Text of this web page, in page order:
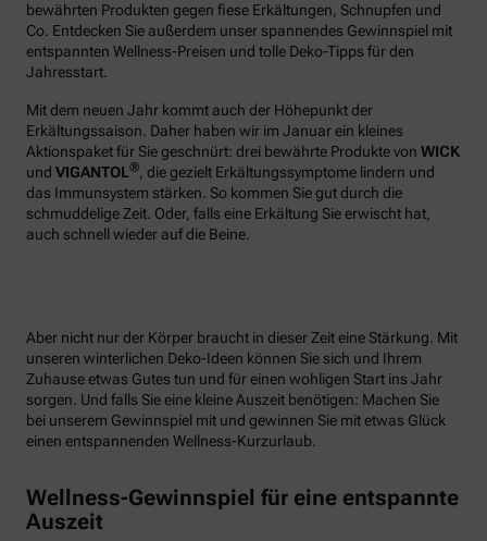
bewährten Produkten gegen fiese Erkältungen, Schnupfen und
Co. Entdecken Sie außerdem unser spannendes Gewinnspiel mit
entspannten Wellness-Preisen und tolle Deko-Tipps für den
Jahresstart.
Mit dem neuen Jahr kommt auch der Höhepunkt der
Erkältungssaison. Daher haben wir im Januar ein kleines
Aktionspaket für Sie geschnürt: drei bewährte Produkte von WICK
und VIGANTOL®, die gezielt Erkältungssymptome lindern und
das Immunsystem stärken. So kommen Sie gut durch die
schmuddelige Zeit. Oder, falls eine Erkältung Sie erwischt hat,
auch schnell wieder auf die Beine.
Aber nicht nur der Körper braucht in dieser Zeit eine Stärkung. Mit
unseren winterlichen Deko-Ideen können Sie sich und Ihrem
Zuhause etwas Gutes tun und für einen wohligen Start ins Jahr
sorgen. Und falls Sie eine kleine Auszeit benötigen: Machen Sie
bei unserem Gewinnspiel mit und gewinnen Sie mit etwas Glück
einen entspannenden Wellness-Kurzurlaub.
Wellness-Gewinnspiel für eine entspannte
Auszeit